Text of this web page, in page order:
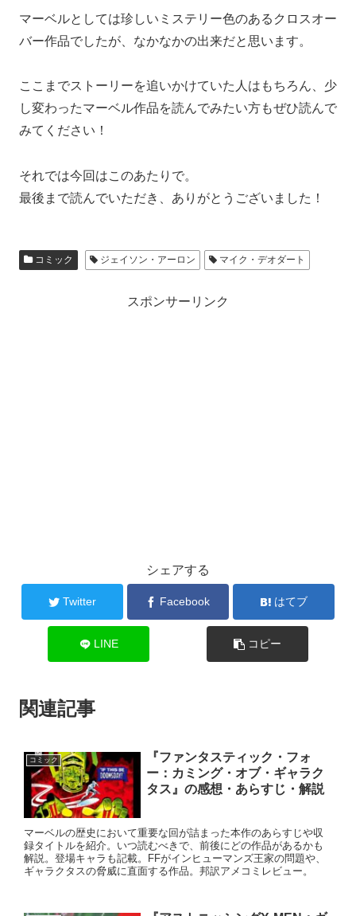
マーベルとしては珍しいミステリー色のあるクロスオー
バー作品でしたが、なかなかの出来だと思います。
ここまでストーリーを追いかけていた人はもちろん、少
し変わったマーベル作品を読んでみたい方もぜひ読んで
みてください！
それでは今回はこのあたりで。
最後まで読んでいただき、ありがとうございました！
コミック ジェイソン・アーロン マイク・デオダート
スポンサーリンク
シェアする
Twitter Facebook はてブ
LINE コピー
関連記事
コミック
『ファンタスティック・フォ
ー：カミング・オブ・ギャラク
タス』の感想・あらすじ・解説
マーベルの歴史において重要な回が詰まった本作のあらすじや収
録タイトルを紹介。いつ読むべきで、前後にどの作品があるかも
解説。登場キャラも記載。FFがインヒューマンズ王家の問題や、
ギャラクタスの脅威に直面する作品。邦訳アメコミレビュー。